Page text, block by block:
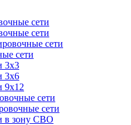
сети
сети
сети
сети
3х3
3х6
9х12
сети
сети
в зону СВО